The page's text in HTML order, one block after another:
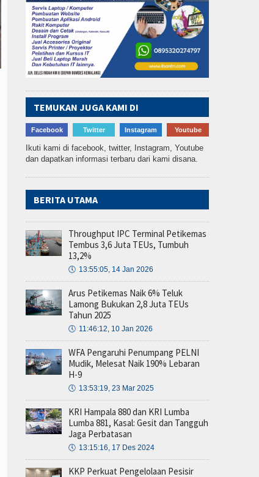
TEMUKAN JUGA KAMI DI
Facebook Twitter Instagram Youtube
Ikuti kami di facebook, twitter, Instagram, Youtube
dan dapatkan informasi terbaru dari kami disana.
BERITA UTAMA
Throughput IPC Terminal Petikemas
Tembus 3,6 Juta TEUs, Tumbuh
13,2%
🕔 13:55:05, 14 Jan 2026
Arus Petikemas Naik 6% Teluk
Lamong Bukukan 2,8 Juta TEUs
Tahun 2025
🕔 11:46:12, 10 Jan 2026
WFA Pengaruhi Penumpang PELNI
Mudik, Melesat Naik 190% Lebaran
H-9
🕔 13:53:19, 23 Mar 2025
KRI Hampala 880 dan KRI Lumba
Lumba 881, Kasal: Gesit dan Tangguh
Jaga Perbatasan
🕔 13:15:16, 17 Des 2024
KKP Perkuat Pengelolaan Pesisir